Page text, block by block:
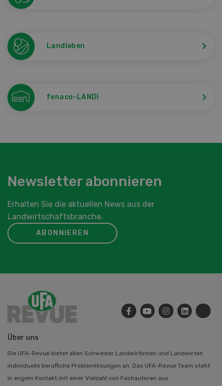
Landleben
fenaco-LANDI
Newsletter abonnieren
Erhalten Sie die aktuellen News aus der
Landwirtschaftsbranche.
ABONNIEREN
Über uns
Die UFA-Revue bietet allen Schweizer Landwirtinnen und Landwirten
individuelle berufliche Problemlösungen an. Das UFA-Revue Team steht
in engem Kontakt mit einer Vielzahl von Fachautoren aus